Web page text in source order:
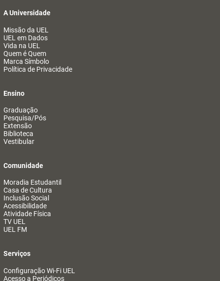
A Universidade
Missão da UEL
UEL em Dados
Vida na UEL
Quem é Quem
Marca Símbolo
Política de Privacidade
Ensino
Graduação
Pesquisa/Pós
Extensão
Biblioteca
Vestibular
Comunidade
Moradia Estudantil
Casa de Cultura
Inclusão Social
Acessibilidade
Atividade Física
TV UEL
UEL FM
Serviços
Configuração Wi-Fi UEL
Acesso a Periódicos